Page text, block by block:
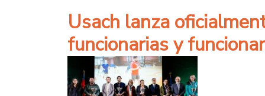
Usach lanza
funcionarias y